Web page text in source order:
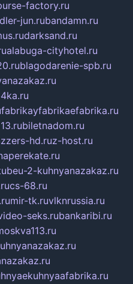
factory.ru
jun.rubandamn.ru
darksand.ru
alabuga-cityhotel.ru
blagodarenie-spb.ru
fabrikayfabrikaefabrika.ru
biletnadom.ru
hd.ruz-host.ru
2-kuhnyanazakaz.ru
cs-68.ru
mir-tk.ruvlknrussia.ru
seks.rubankaribi.ru